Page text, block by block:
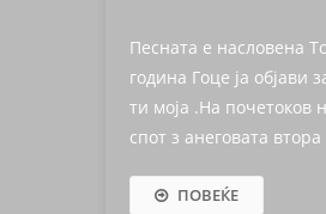
Песната е насловена
година Гоце ја објави
ти моја .На почетоков
спот з анеговата
ПОВЕЌЕ